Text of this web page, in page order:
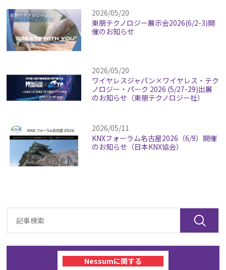
2026/05/20
東朋テクノロジー展示会2026(6/2-3)開
催のお知らせ
2026/05/20
ワイヤレスジャパン×ワイヤレス・テク
ノロジー・パーク 2026 (5/27-29)出展
のお知らせ（東朋テクノロジー社）
2026/05/11
KNXフォーラム名古屋2026（6/9）開催
のお知らせ（日本KNX協会）
Nessumに関する